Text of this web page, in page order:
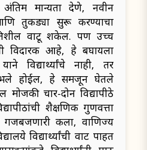
अंतिम मान्यता देणे, नवीन
तुकड्या सुरू करण्याचा
वाटू शकेल. पण उच्च
विदारक आहे, हे बघायला
विद्यार्थ्यांचे नाही, तर
भले होईल, हे समजून घेतले
चार-दोन विद्यापीठे
शैक्षणिक गुणवत्ता
कला, वाणिज्य
विद्यार्थ्यांची वाट पाहत